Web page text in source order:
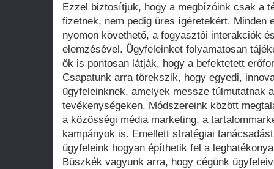
Ezzel biztosítjuk, hogy a megbízóink csak a
fizetnek, nem pedig üres ígéretekért. Minden
nyomon követhető, a fogyasztói interakciók
elemzésével. Ügyfeleinket folyamatosan
ők is pontosan látják, hogy a befektetett
Csapatunk arra törekszik, hogy egyedi,
ügyfeleinknek, amelyek messze túlmutatnak
tevékenységeken. Módszereink között
a közösségi média marketing, a
kampányok is. Emellett stratégiai
ügyfeleink hogyan építhetik fel a
Büszkék vagyunk arra, hogy cégünk